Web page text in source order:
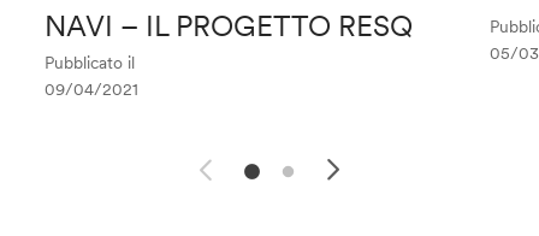
NAVI – IL PROGETTO RESQ
Pubblicato il
09/04/2021
05/